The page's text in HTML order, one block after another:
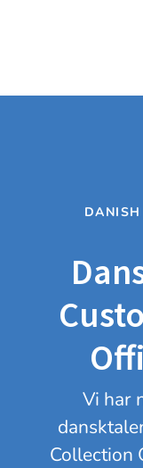
DANISH
Vi har
Collection